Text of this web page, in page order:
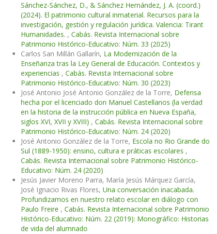
Sánchez-Sánchez, D., & Sánchez Hernández, J. A. (coord.)
(2024). El patrimonio cultural inmaterial. Recursos para la
investigación, gestión y regulación jurídica. Valencia: Tirant
Humanidades. , Cabás. Revista Internacional sobre
Patrimonio Histórico-Educativo: Núm. 33 (2025)
Carlos San Millán Gallarín, La Modernización de la
Enseñanza tras la Ley General de Educación. Contextos y
experiencias , Cabás. Revista Internacional sobre
Patrimonio Histórico-Educativo: Núm. 30 (2023)
José Antonio José Antonio González de la Torre, Defensa
hecha por el licenciado don Manuel Castellanos (la verdad
en la historia de la instrucción pública en Nueva España,
siglos XVI, XVII y XVIII) , Cabás. Revista Internacional sobre
Patrimonio Histórico-Educativo: Núm. 24 (2020)
José Antonio González de la Torre, Escola no Rio Grande do
Sul (1889-1950): ensino, cultura e práticas escolares ,
Cabás. Revista Internacional sobre Patrimonio Histórico-
Educativo: Núm. 24 (2020)
Jesús Javier Moreno Parra, María Jesús Márquez García,
José Ignacio Rivas Flores, Una conversación inacabada.
Profundizamos en nuestro relato escolar en diálogo con
Paulo Freire , Cabás. Revista Internacional sobre Patrimonio
Histórico-Educativo: Núm. 22 (2019): Monográfico: Historias
de vida del alumnado